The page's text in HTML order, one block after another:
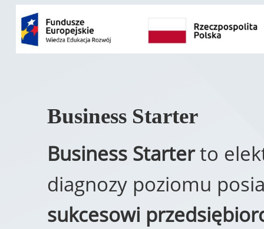
Business Starter
Business Starterto
diagnozy poziomu
sukcesowi